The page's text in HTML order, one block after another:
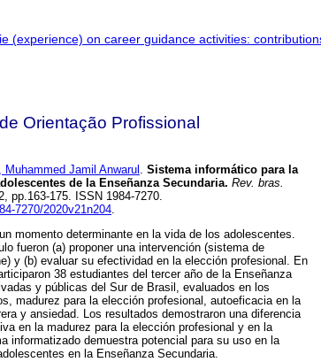
Orientação Profissional
Muhammed Jamil Anwarul
Sistema informático para la
de la Enseñanza Secundaria. Rev. bras.
pp.163-175. ISSN 1984-7270.
7270/2020v21n204
momento determinante en la vida de los adolescentes.
fueron (a) proponer una intervención (sistema de
y (b) evaluar su efectividad en la elección profesional. En
38 estudiantes del tercer año de la Enseñanza
y públicas del Sur de Brasil, evaluados en los
madurez para la elección profesional, autoeficacia en la
y ansiedad. Los resultados demostraron una diferencia
en la madurez para la elección profesional y en la
informatizado demuestra potencial para su uso en la
en la Enseñanza Secundaria.